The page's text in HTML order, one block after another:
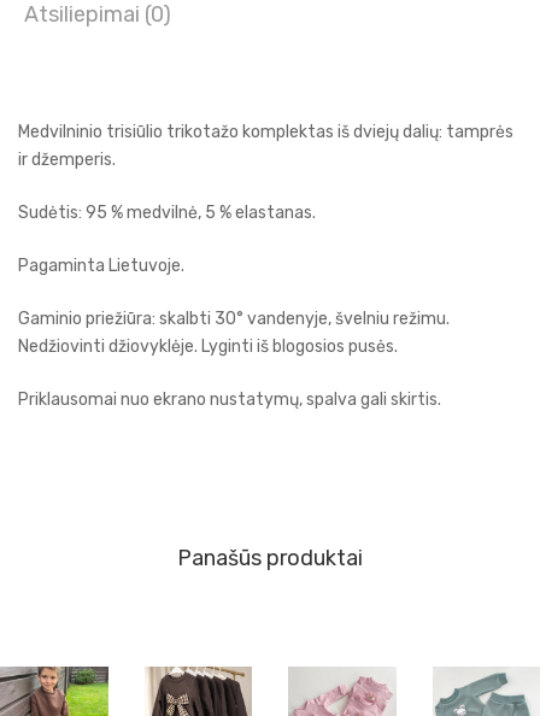
Atsiliepimai (0)
Medvilninio trisiūlio trikotažo komplektas iš dviejų dalių: tamprės
ir džemperis.
Sudėtis: 95 % medvilnė, 5 % elastanas.
Pagaminta Lietuvoje.
Gaminio priežiūra: skalbti 30° vandenyje, švelniu režimu.
Nedžiovinti džiovyklėje. Lyginti iš blogosios pusės.
Priklausomai nuo ekrano nustatymų, spalva gali skirtis.
Panašūs produktai